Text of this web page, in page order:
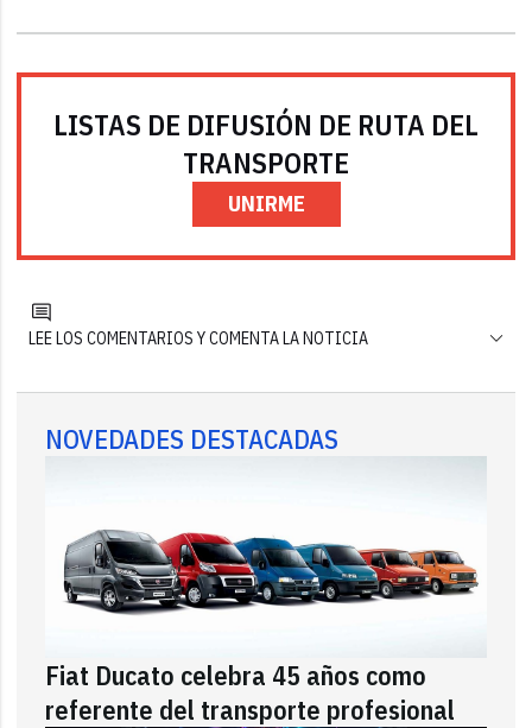
LISTAS DE DIFUSIÓN DE RUTA DEL
TRANSPORTE
UNIRME
LEE LOS COMENTARIOS Y COMENTA LA NOTICIA
NOVEDADES DESTACADAS
Fiat Ducato celebra 45 años como
referente del transporte profesional